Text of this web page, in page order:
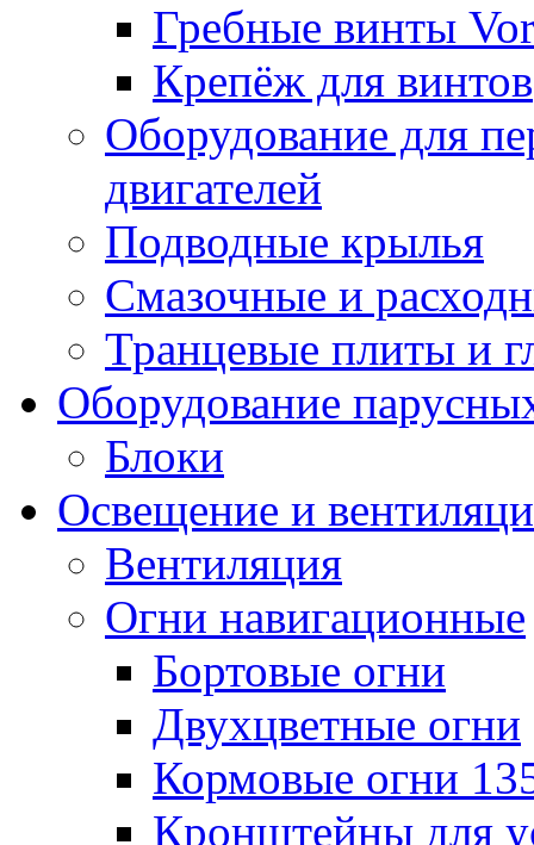
Гребные винты
Крепёж для винтов
Оборудование для
двигателей
Подводные крылья
Смазочные и
Транцевые плиты и
Оборудование
Блоки
Освещение и
Вентиляция
Огни навигационные
Бортовые огни
Двухцветные огни
Кормовые огни
Кронштейны для